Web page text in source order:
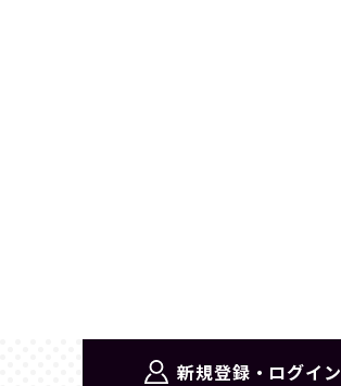
新規登録・ログイン